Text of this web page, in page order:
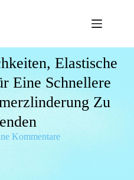
Elastische
Eine Schnellere
Zu
Kommentare